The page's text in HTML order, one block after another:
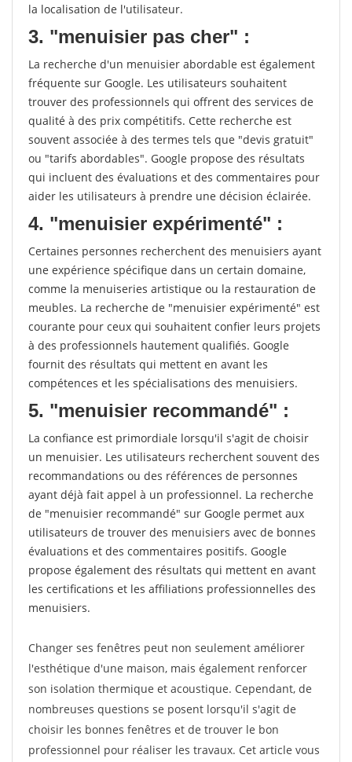
la localisation de l'utilisateur.
3. "menuisier pas cher" :
La recherche d'un menuisier abordable est également
fréquente sur Google. Les utilisateurs souhaitent
trouver des professionnels qui offrent des services de
qualité à des prix compétitifs. Cette recherche est
souvent associée à des termes tels que "devis gratuit"
ou "tarifs abordables". Google propose des résultats
qui incluent des évaluations et des commentaires pour
aider les utilisateurs à prendre une décision éclairée.
4. "menuisier expérimenté" :
Certaines personnes recherchent des menuisiers ayant
une expérience spécifique dans un certain domaine,
comme la menuiseries artistique ou la restauration de
meubles. La recherche de "menuisier expérimenté" est
courante pour ceux qui souhaitent confier leurs projets
à des professionnels hautement qualifiés. Google
fournit des résultats qui mettent en avant les
compétences et les spécialisations des menuisiers.
5. "menuisier recommandé" :
La confiance est primordiale lorsqu'il s'agit de choisir
un menuisier. Les utilisateurs recherchent souvent des
recommandations ou des références de personnes
ayant déjà fait appel à un professionnel. La recherche
de "menuisier recommandé" sur Google permet aux
utilisateurs de trouver des menuisiers avec de bonnes
évaluations et des commentaires positifs. Google
propose également des résultats qui mettent en avant
les certifications et les affiliations professionnelles des
menuisiers.
Changer ses fenêtres peut non seulement améliorer
l'esthétique d'une maison, mais également renforcer
son isolation thermique et acoustique. Cependant, de
nombreuses questions se posent lorsqu'il s'agit de
choisir les bonnes fenêtres et de trouver le bon
professionnel pour réaliser les travaux. Cet article vous